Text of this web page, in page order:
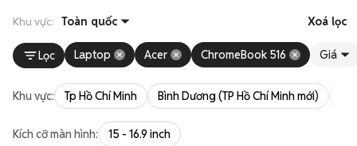
Khu vực: Toàn quốc Xoá lọc
Lọc Laptop Acer ChromeBook 516 Giá
Khu vực: Tp Hồ Chí Minh Bình Dương (TP Hồ Chí Minh mới)
Kích cỡ màn hình: 15 - 16.9 inch